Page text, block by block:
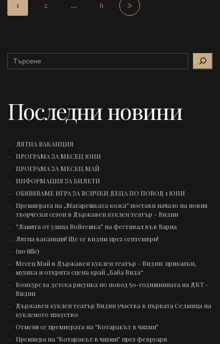
1 2 … 6
Search
Последни новини
ЛЯТНА ВАКАНЦИЯ
ПРОГРАМА ЗА МЕСЕЦ ЮНИ
ПРОГРАМА ЗА МЕСЕЦ МАЙ
ИНФОРМАЦИЯ ЗА БИЛЕТИ
ОБЯВЯВАМЕ ИГРА ЗА ВСИЧКИ ДЕЦА ПО ПОВОД 1 ЮНИ
Премиерата на „Магарешката кожа“ постави начало на новия
творчески сезон в Държавен куклен театър – Видин
“Ламята от улица Войтешка” на фестивал във Варна
Лятна ваканция! Ще се видим през септември!
(no title)
Месец Май в Държавен куклен театър – Видин: приказки,
музика и открита сцена край „Баба Вида“
Конкурс за детска рисунка по повод 50-годишнината на ДКТ –
Видин
Държавен куклен театър Видин участва в първата Седмица на
кукленото изкуство
Отменя се премиерата на “Котаракът в чизми”
Премиера на “Котаракът в чизми” през февруари